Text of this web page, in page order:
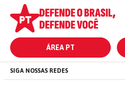
ÁREA PT
SIGA NOSSAS REDES